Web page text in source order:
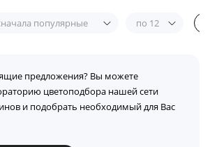
популярные по 12
предложения? Вы можете
цветоподбора нашей сети
и подобрать необходимый для Вас